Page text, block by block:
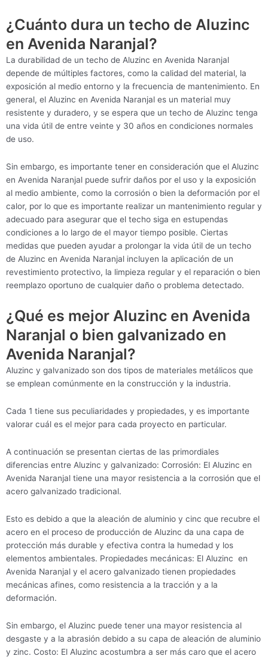
¿Cuánto dura un techo de Aluzinc
en Avenida Naranjal?
La durabilidad de un techo de Aluzinc en Avenida Naranjal
depende de múltiples factores, como la calidad del material, la
exposición al medio entorno y la frecuencia de mantenimiento. En
general, el Aluzinc en Avenida Naranjal es un material muy
resistente y duradero, y se espera que un techo de Aluzinc tenga
una vida útil de entre veinte y 30 años en condiciones normales
de uso.
Sin embargo, es importante tener en consideración que el Aluzinc
en Avenida Naranjal puede sufrir daños por el uso y la exposición
al medio ambiente, como la corrosión o bien la deformación por el
calor, por lo que es importante realizar un mantenimiento regular y
adecuado para asegurar que el techo siga en estupendas
condiciones a lo largo de el mayor tiempo posible. Ciertas
medidas que pueden ayudar a prolongar la vida útil de un techo
de Aluzinc en Avenida Naranjal incluyen la aplicación de un
revestimiento protectivo, la limpieza regular y el reparación o bien
reemplazo oportuno de cualquier daño o problema detectado.
¿Qué es mejor Aluzinc en Avenida
Naranjal o bien galvanizado en
Avenida Naranjal?
Aluzinc y galvanizado son dos tipos de materiales metálicos que
se emplean comúnmente en la construcción y la industria.
Cada 1 tiene sus peculiaridades y propiedades, y es importante
valorar cuál es el mejor para cada proyecto en particular.
A continuación se presentan ciertas de las primordiales
diferencias entre Aluzinc y galvanizado: Corrosión: El Aluzinc en
Avenida Naranjal tiene una mayor resistencia a la corrosión que el
acero galvanizado tradicional.
Esto es debido a que la aleación de aluminio y cinc que recubre el
acero en el proceso de producción de Aluzinc da una capa de
protección más durable y efectiva contra la humedad y los
elementos ambientales. Propiedades mecánicas: El Aluzinc en
Avenida Naranjal y el acero galvanizado tienen propiedades
mecánicas afines, como resistencia a la tracción y a la
deformación.
Sin embargo, el Aluzinc puede tener una mayor resistencia al
desgaste y a la abrasión debido a su capa de aleación de aluminio
y zinc. Costo: El Aluzinc acostumbra a ser más caro que el acero